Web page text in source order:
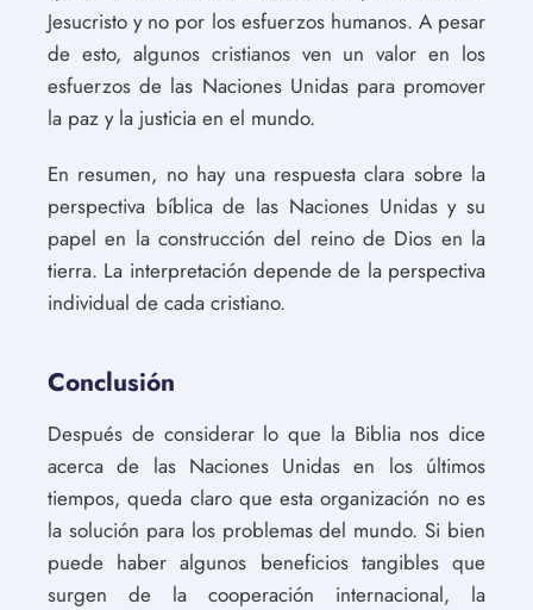
Jesucristo y no por los esfuerzos humanos. A pesar
de esto, algunos cristianos ven un valor en los
esfuerzos de las Naciones Unidas para promover
la paz y la justicia en el mundo.
En resumen, no hay una respuesta clara sobre la
perspectiva bíblica de las Naciones Unidas y su
papel en la construcción del reino de Dios en la
tierra. La interpretación depende de la perspectiva
individual de cada cristiano.
Conclusión
Después de considerar lo que la Biblia nos dice
acerca de las Naciones Unidas en los últimos
tiempos, queda claro que esta organización no es
la solución para los problemas del mundo. Si bien
puede haber algunos beneficios tangibles que
surgen de la cooperación internacional, la